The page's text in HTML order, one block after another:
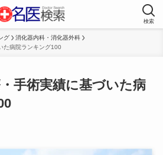
検索
グ
消化器内科・消化器外科
た病院ランキング100
手術実績に基づいた病